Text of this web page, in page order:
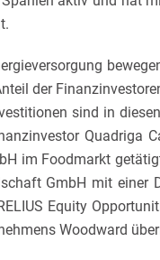
der
sind in
Quadriga
im Foodmarkt
GmbH mit einer
Equity
Woodward